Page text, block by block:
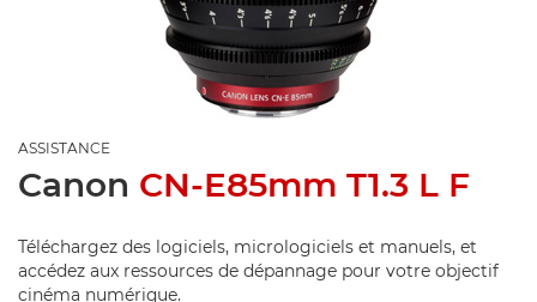
ASSISTANCE
Canon CN-E85mm T1.3 L F
Téléchargez des logiciels, micrologiciels et manuels, et
accédez aux ressources de dépannage pour votre objectif
cinéma numérique.